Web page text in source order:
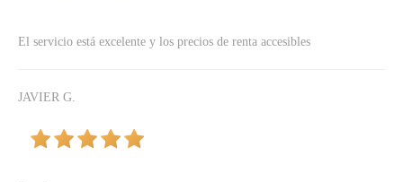
El servicio está excelente y los precios de renta accesibles
JAVIER G.